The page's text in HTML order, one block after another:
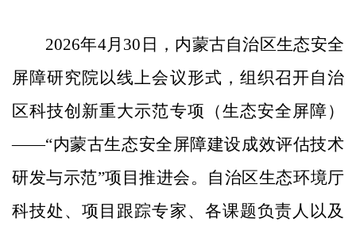
2026年4月30日， 内蒙古自治区生态安全
屏障研究院以线上会议形式， 组织召开自治
区科技创新重大示范专项（生态安全屏障）
——“内蒙古生态安全屏障建设成效评估技术
研发与示范”项目推进会。 自治区生态环境厅
科技处、项目跟踪专家、各课题负责人以及